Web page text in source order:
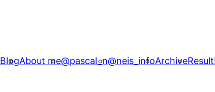
BlogAbout me@pascal_n@neis_infoArchive